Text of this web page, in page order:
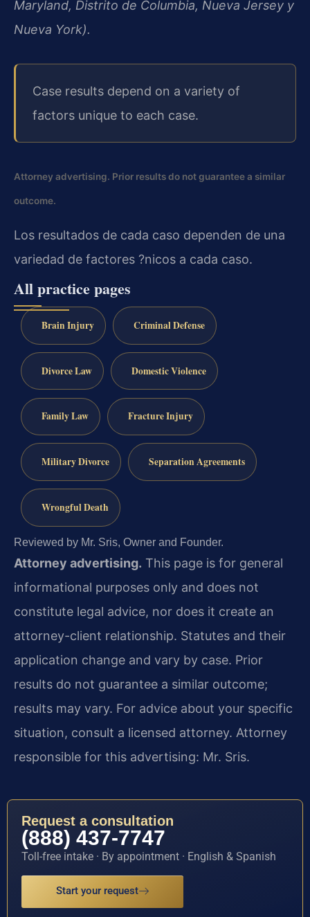
Maryland, Distrito de Columbia, Nueva Jersey y
Nueva York).
Case results depend on a variety of
factors unique to each case.
Attorney advertising. Prior results do not guarantee a similar
outcome.
Los resultados de cada caso dependen de una
variedad de factores ?nicos a cada caso.
All practice pages
Brain Injury Criminal Defense
Divorce Law Domestic Violence
Family Law Fracture Injury
Military Divorce Separation Agreements
Wrongful Death
Reviewed by Mr. Sris, Owner and Founder.
Attorney advertising. This page is for general
informational purposes only and does not
constitute legal advice, nor does it create an
attorney-client relationship. Statutes and their
application change and vary by case. Prior
results do not guarantee a similar outcome;
results may vary. For advice about your specific
situation, consult a licensed attorney. Attorney
responsible for this advertising: Mr. Sris.
Request a consultation
(888) 437-7747
Toll-free intake · By appointment · English & Spanish
Start your request